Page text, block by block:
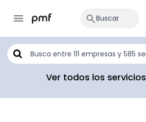
Ver todos los servicios